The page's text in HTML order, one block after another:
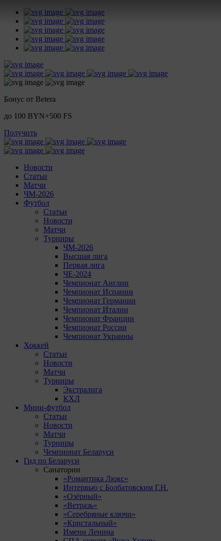
Бонус от Betera
до 100 BYN+500 FS
Получить
Новости
Статьи
Матчи
ЧМ-2026
Футбол
Статьи
Новости
Матчи
Турниры
ЧМ-2026
Высшая лига
Первая лига
ЧЕ-2024
Чемпионат Англии
Чемпионат Испании
Чемпионат Германии
Чемпионат Италии
Чемпионат Франции
Чемпионат России
Чемпионат Украины
Хоккей
Статьи
Новости
Матчи
Турниры
Экстралига
КХЛ
Мини-футбол
Статьи
Новости
Матчи
Турниры
Чемпионат Беларуси
Гид по Беларуси
Санатории
«Романтика Люкс»
Интервью с Болбатовским Г.Н.
«Озёрный»
«Ветразь»
«Серебряные ключи»
«Кристальный»
Имени Ленина